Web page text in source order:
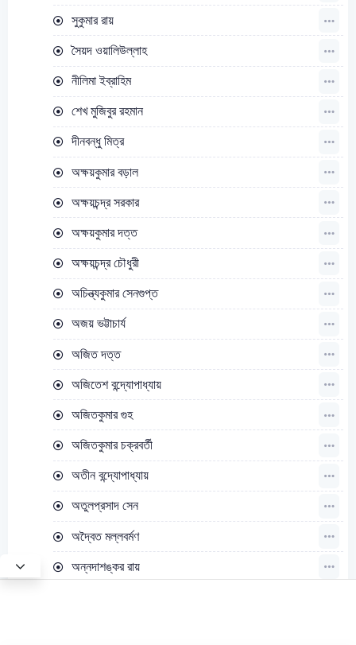
সুকুমার রায়
সৈয়দ ওয়ালিউল্লাহ
নীলিমা ইব্রাহিম
শেখ মুজিবুর রহমান
দীনবন্ধু মিত্র
অক্ষয়কুমার বড়াল
অক্ষয়চন্দ্র সরকার
অক্ষয়কুমার দত্ত
অক্ষয়চন্দ্র চৌধুরী
অচিন্ত্যকুমার সেনগুপ্ত
অজয় ভট্টাচার্য
অজিত দত্ত
অজিতেশ বন্দ্যোপাধ্যায়
অজিতকুমার গুহ
অজিতকুমার চক্রবর্তী
অতীন বন্দ্যোপাধ্যায়
অতুলপ্রসাদ সেন
অদ্বৈত মল্লবর্মণ
অন্নদাশঙ্কর রায়